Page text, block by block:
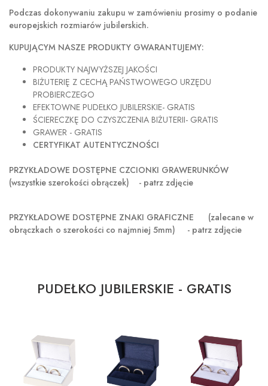
Podczas dokonywaniu zakupu w zamówieniu prosimy o podanie
europejskich rozmiarów jubilerskich.
KUPUJĄCYM NASZE PRODUKTY GWARANTUJEMY:
PRODUKTY NAJWYŻSZEJ JAKOŚCI
BIŻUTERIĘ Z CECHĄ PAŃSTWOWEGO URZĘDU
PROBIERCZEGO
EFEKTOWNE PUDEŁKO JUBILERSKIE- GRATIS
ŚCIERECZKĘ DO CZYSZCZENIA BIŻUTERII- GRATIS
GRAWER - GRATIS
CERTYFIKAT AUTENTYCZNOŚCI
PRZYKŁADOWE DOSTĘPNE CZCIONKI GRAWERUNKÓW
(wszystkie szerokości obrączek) - patrz zdjęcie
PRZYKŁADOWE DOSTĘPNE ZNAKI GRAFICZNE (zalecane w
obrączkach o szerokości co najmniej 5mm) - patrz zdjęcie
PUDEŁKO JUBILERSKIE - GRATIS